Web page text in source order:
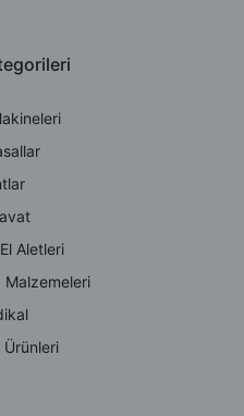
Aletleri
Malzemeleri
Ürünleri